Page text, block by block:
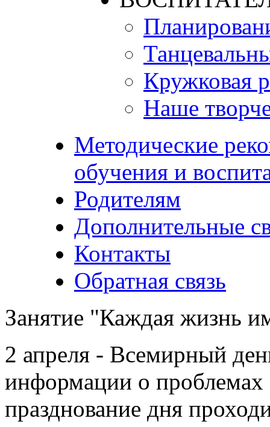
Кружковая
Наше
Методические
обучения и
Родителям
Дополнительные
Контакты
Обратная связь
Занятие "Каждая жизнь
2 апреля - Всемирный
информации о проблемах
празднование дня